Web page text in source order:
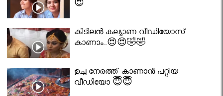
😍
കിടിലൻ കല്യാണ വീഡിയോസ്
കാണാം..😍😍🤣🤣
ഉച്ച നേരത്ത് കാണാൻ പറ്റിയ
വീഡിയോ 😇😇